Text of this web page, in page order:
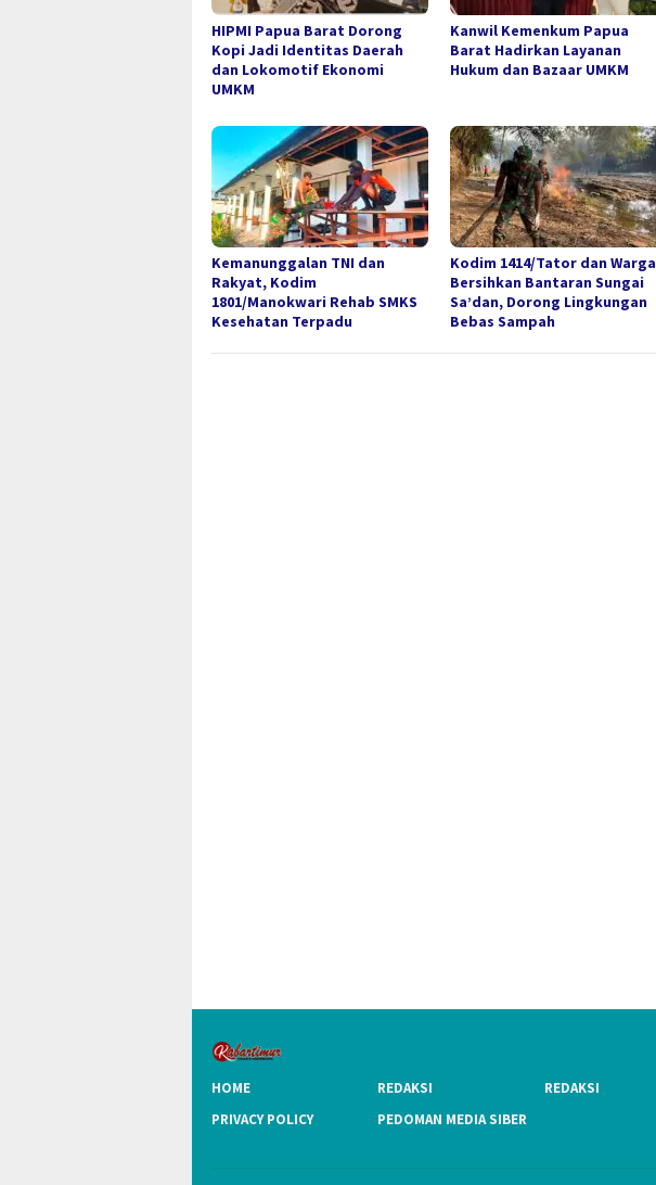
HIPMI Papua Barat Dorong
Kopi Jadi Identitas Daerah
dan Lokomotif Ekonomi
UMKM
Kanwil Kemenkum Papua
Barat Hadirkan Layanan
Hukum dan Bazaar UMKM
Kemanunggalan TNI dan
Rakyat, Kodim
1801/Manokwari Rehab SMKS
Kesehatan Terpadu
Kodim 1414/Tator dan Warga
Bersihkan Bantaran Sungai
Sa’dan, Dorong Lingkungan
Bebas Sampah
HOME REDAKSI
REDAKSI
PRIVACY POLICY
PEDOMAN MEDIA SIBER